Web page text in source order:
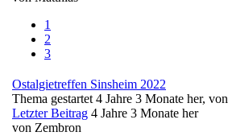
1
2
3
Ostalgietreffen Sinsheim 2022
Thema gestartet 4 Jahre 3 Monate her, von
Letzter Beitrag 4 Jahre 3 Monate her
von Zembron